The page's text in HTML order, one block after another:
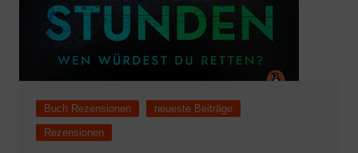
Buch Rezensionen
neueste Beiträge
Rezensionen